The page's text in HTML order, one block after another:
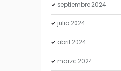
septiembre 2024
julio 2024
abril 2024
marzo 2024